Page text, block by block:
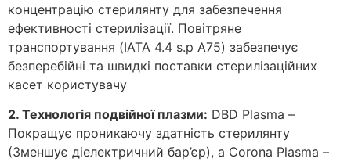
концентрацію стерилянту для забезпечення
ефективності стерилізації. Повітряне
транспортування (IATA 4.4 s.p A75) забезпечує
безперебійні та швидкі поставки стерилізаційних
касет користувачу
2. Технологія подвійної плазми: DBD Plasma –
Покращує проникаючу здатність стерилянту
(Зменшує діелектричний бар’єр), а Corona Plasma –